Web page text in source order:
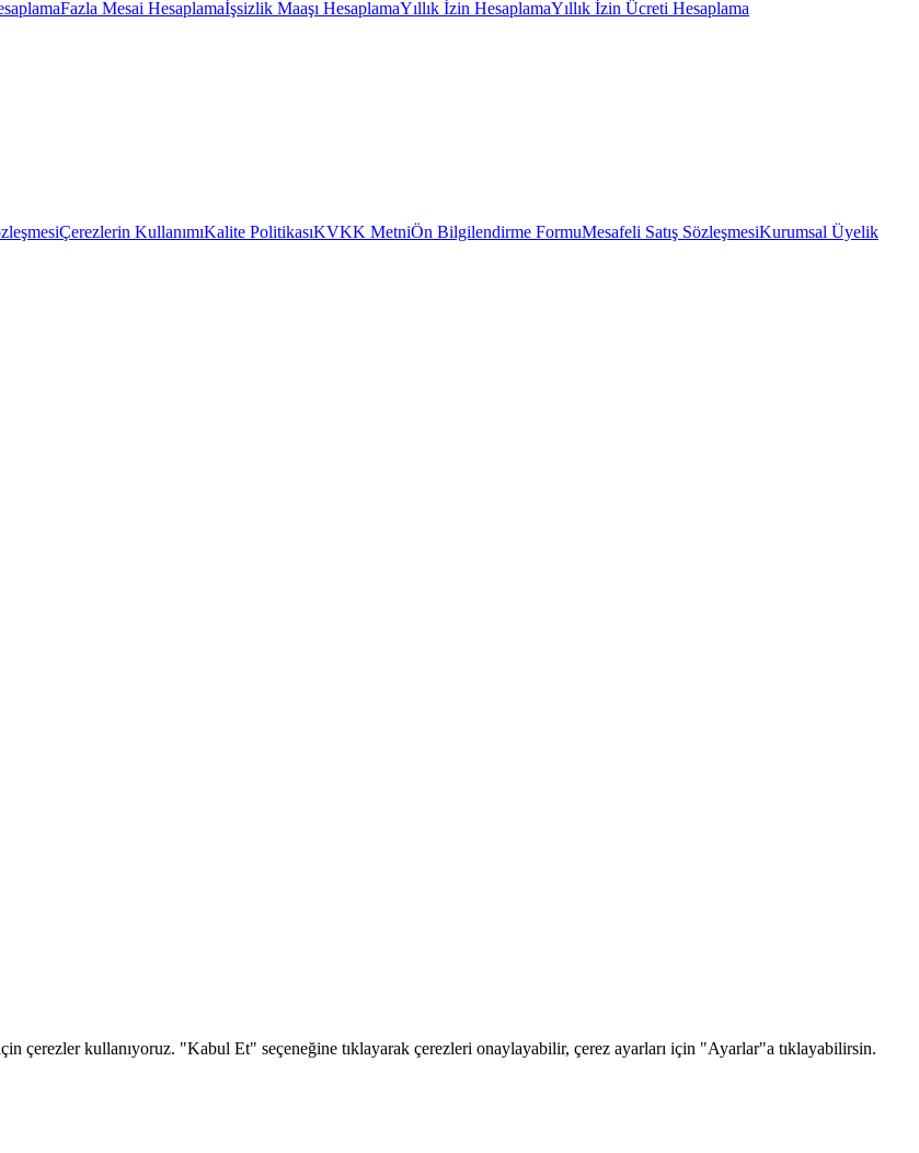
Fazla Mesai Hesaplamaİşsizlik Maaşı HesaplamaYıllık İzin HesaplamaYıllık İzin Ücreti Hesaplama
Çerezlerin KullanımıKalite PolitikasıKVKK MetniÖn Bilgilendirme FormuMesafeli Satış SözleşmesiKurumsal Üyelik
çerezler kullanıyoruz. "Kabul Et" seçeneğine tıklayarak çerezleri onaylayabilir, çerez ayarları için "Ayarlar"a tıklayabilirsin.